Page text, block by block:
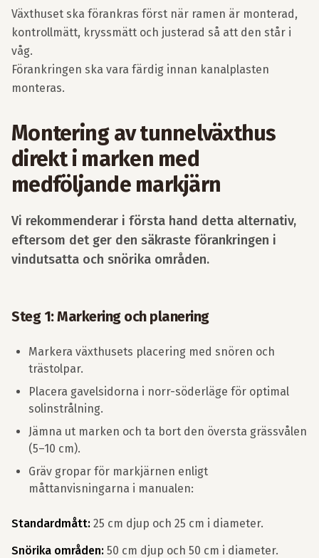
Växthuset ska förankras först när ramen är monterad,
kontrollmätt, kryssmätt och justerad så att den står i
våg.
Förankringen ska vara färdig innan kanalplasten
monteras.
Montering av tunnelväxthus
direkt i marken med
medföljande markjärn
Vi rekommenderar i första hand detta alternativ,
eftersom det ger den säkraste förankringen i
vindutsatta och snörika områden.
Steg 1: Markering och planering
Markera växthusets placering med snören och
trästolpar.
Placera gavelsidorna i norr-söderläge för optimal
solinstrålning.
Jämna ut marken och ta bort den översta grässvålen
(5–10 cm).
Gräv gropar för markjärnen enligt
måttanvisningarna i manualen:
Standardmått: 25 cm djup och 25 cm i diameter.
Snörika områden: 50 cm djup och 50 cm i diameter.